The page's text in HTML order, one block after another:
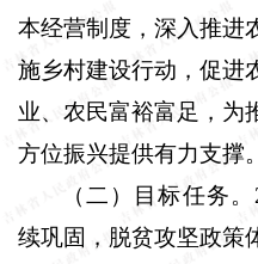
本经营制度，深入推进
施乡村建设行动，促进
业、农民富裕富足，为
方位振兴提供有力支撑。
（二）目标任务。
续巩固，脱贫攻坚政策